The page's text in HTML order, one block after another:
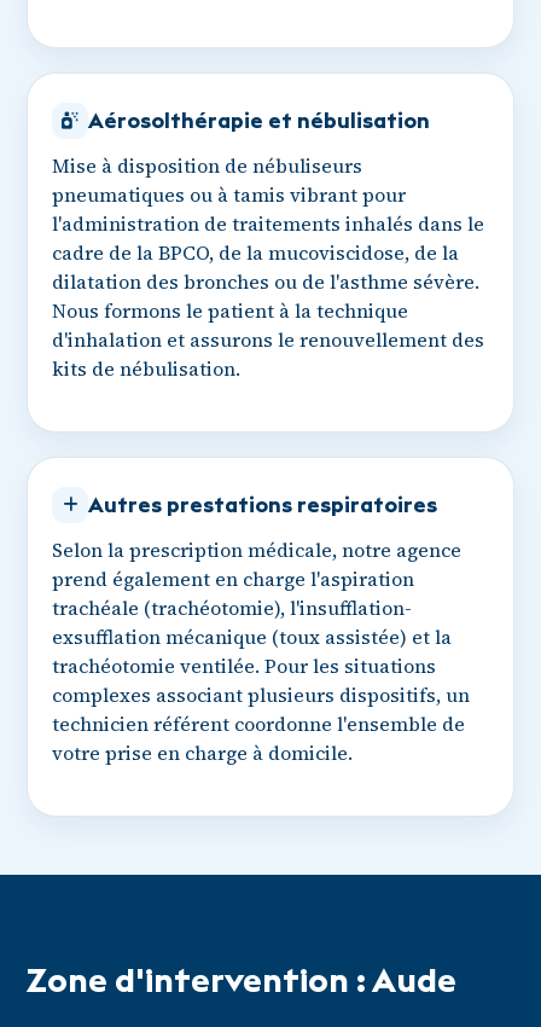
Aérosolthérapie et nébulisation
Mise à disposition de nébuliseurs
pneumatiques ou à tamis vibrant pour
l'administration de traitements inhalés dans le
cadre de la BPCO, de la mucoviscidose, de la
dilatation des bronches ou de l'asthme sévère.
Nous formons le patient à la technique
d'inhalation et assurons le renouvellement des
kits de nébulisation.
Autres prestations respiratoires
Selon la prescription médicale, notre agence
prend également en charge l'aspiration
trachéale (trachéotomie), l'insufflation-
exsufflation mécanique (toux assistée) et la
trachéotomie ventilée. Pour les situations
complexes associant plusieurs dispositifs, un
technicien référent coordonne l'ensemble de
votre prise en charge à domicile.
Zone d'intervention : Aude